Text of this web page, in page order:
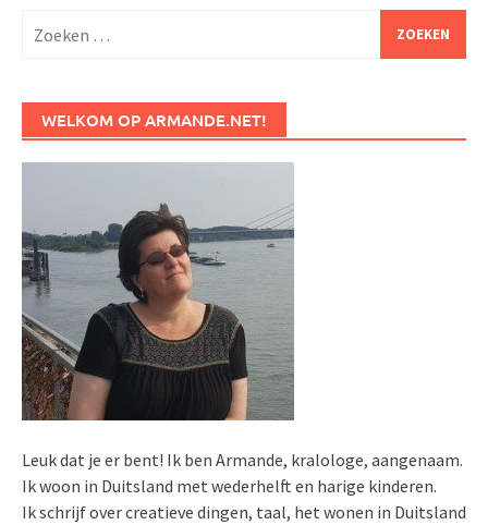
naar:
WELKOM OP ARMANDE.NET!
Leuk dat je er bent! Ik ben Armande, kralologe, aangenaam.
Ik woon in Duitsland met wederhelft en harige kinderen.
Ik schrijf over creatieve dingen, taal, het wonen in Duitsland